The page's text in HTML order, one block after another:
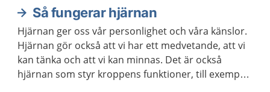
Så fungerar hjärnan
Hjärnan ger oss vår personlighet och våra känslor.
Hjärnan gör också att vi har ett medvetande, att vi
kan tänka och att vi kan minnas. Det är också
hjärnan som styr kroppens funktioner, till exempel